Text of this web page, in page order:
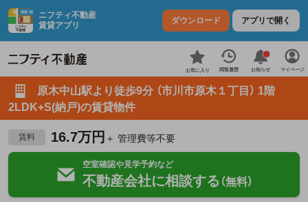
ニフティ不動産
賃貸アプリ
ダウンロード アプリで開く
お気に入り 閲覧履歴 お知らせ マイページ
原木中山駅より徒歩9分 （市川市原木１丁目） 1階
2LDK+S(納戸)の賃貸物件
賃料 16.7万円 ＋ 管理費等不要
空室確認や見学予約など
不動産会社に相談する （無料）